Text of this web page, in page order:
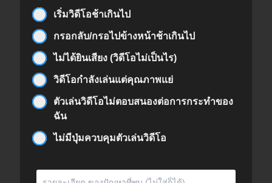
เริ่มวิดีโอช้าเกินไป
กรอกลับ/กรอไปข้างหน้าช้าเกินไป
ไม่ได้ยินเสียง (วิดีโอไม่เป็นไร)
วิดีโอกำลังเล่นแต่คุณภาพแย่
ตัวเล่นวิดีโอไม่ตอบสนองต่อการกระทำของ
ฉัน
ไม่มีปุ่มควบคุมตัวเล่นวิดีโอ